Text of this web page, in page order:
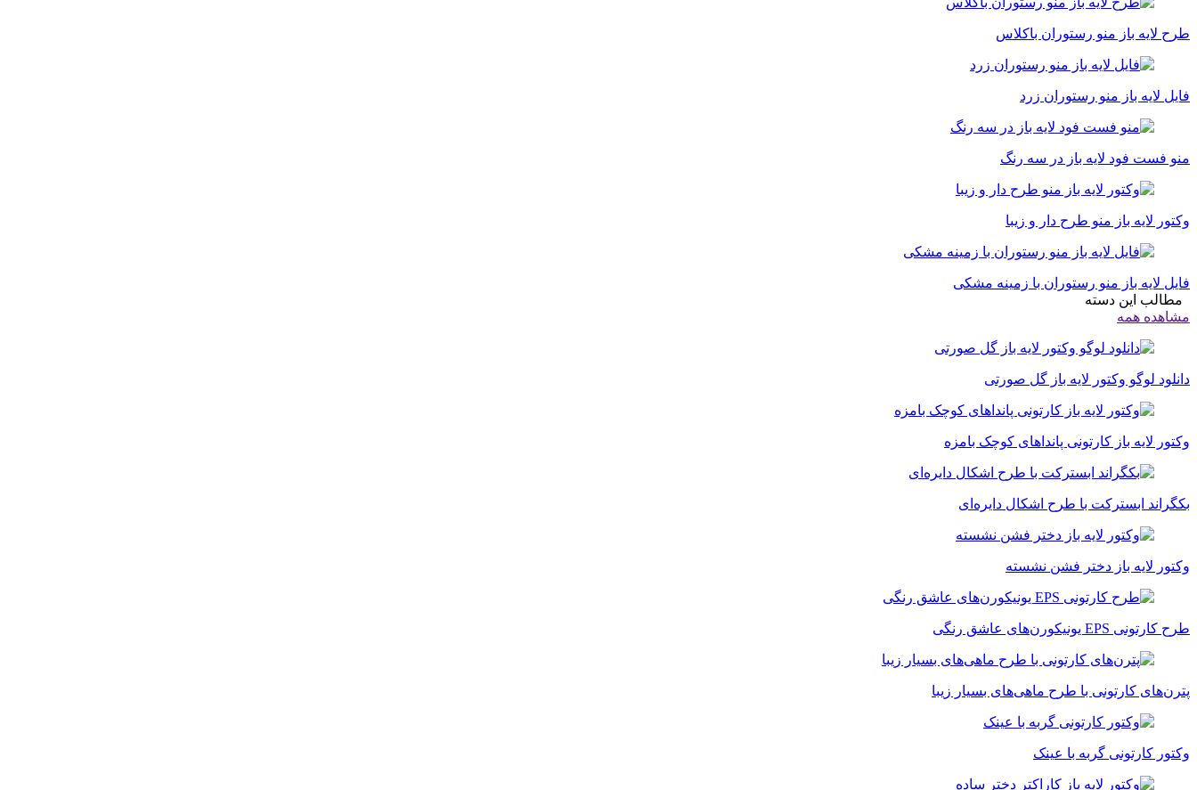
طرح لایه باز منو رستوران باکلاس
فایل لایه باز منو رستوران زرد
منو فست فود لایه باز در سه رنگ
وکتور لایه باز منو طرح دار و زیبا
فایل لایه باز منو رستوران با زمینه مشکی
مطالب این دسته
مشاهده همه
دانلود لوگو وکتور لایه باز گل صورتی
وکتور لایه باز کارتونی پانداهای کوچک بامزه
بکگراند ابسترکت با طرح اشکال دایره‌ای
وکتور لایه باز دختر فشن نشسته
طرح کارتونی EPS یونیکورن‌های عاشق رنگی
پترن‌های کارتونی با طرح ماهی‌های بسیار زیبا
وکتور کارتونی گربه با عینک